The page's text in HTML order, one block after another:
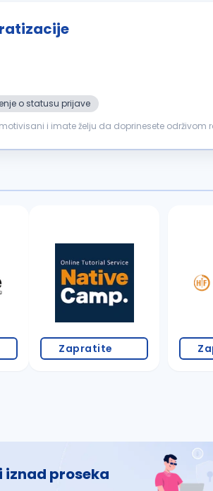
o statusu prijave
i imate želju da doprinesete održivom
Zapratite
iznad proseka